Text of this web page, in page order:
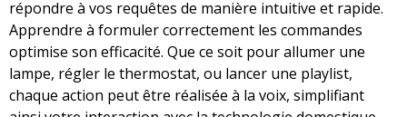
répondre à vos requêtes de manière intuitive et rapide.
Apprendre à formuler correctement les commandes
optimise son efficacité. Que ce soit pour allumer une
lampe, régler le thermostat, ou lancer une playlist,
chaque action peut être réalisée à la voix, simplifiant